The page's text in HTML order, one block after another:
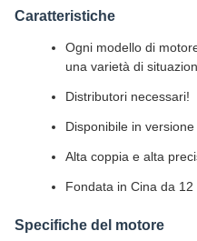
Caratteristiche
Ogni modello di
una varietà di
Distributori necessari!
Disponibile in
Alta coppia e alta
Fondata in Cina da
Specifiche del motore